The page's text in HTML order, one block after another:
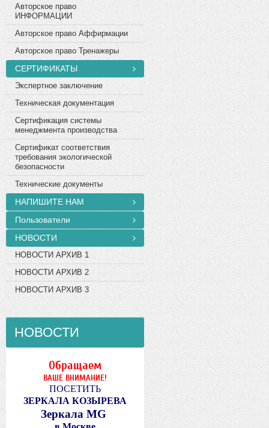
Авторское право
ИНФОРМАЦИИ
Авторское право Аффирмации
Авторское право Тренажеры
СЕРТИФИКАТЫ
Экспертное заключение
Техническая документация
Сертификация системы
менеджмента производства
Сертификат соответствия
требования экологической
безопасности
Технические документы
НАПИШИТЕ НАМ
Пользователи
НОВОСТИ
НОВОСТИ АРХИВ 1
НОВОСТИ АРХИВ 2
НОВОСТИ АРХИВ 3
НОВОСТИ
Обращаем
ВАШЕ ВНИМАНИЕ!
ПОСЕТИТЬ
ЗЕРКАЛА КОЗЫРЕВА
Зеркала MG